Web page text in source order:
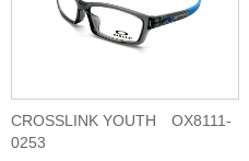
CROSSLINK YOUTH OX8111-
0253